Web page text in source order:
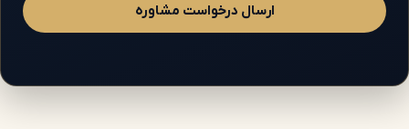
ارسال درخواست مشاوره